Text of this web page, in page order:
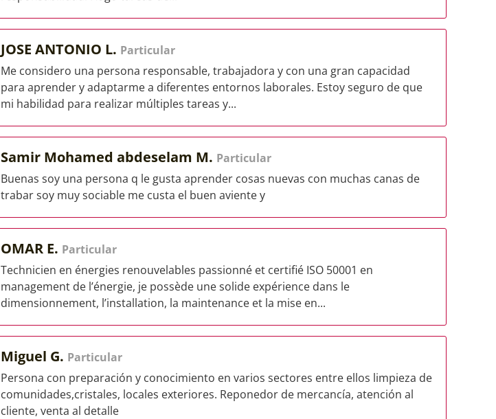
JOSE ANTONIO L. Particular
Me considero una persona responsable, trabajadora y con una gran capacidad
para aprender y adaptarme a diferentes entornos laborales. Estoy seguro de que
mi habilidad para realizar múltiples tareas y...
Samir Mohamed abdeselam M. Particular
Buenas soy una persona q le gusta aprender cosas nuevas con muchas canas de
trabar soy muy sociable me custa el buen aviente y
OMAR E. Particular
Technicien en énergies renouvelables passionné et certifié ISO 50001 en
management de l’énergie, je possède une solide expérience dans le
dimensionnement, l’installation, la maintenance et la mise en...
Miguel G. Particular
Persona con preparación y conocimiento en varios sectores entre ellos limpieza de
comunidades,cristales, locales exteriores. Reponedor de mercancía, atención al
cliente, venta al detalle